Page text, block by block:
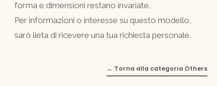
forma e dimensioni restano invariate.
Per informazioni o interesse su questo modello,
sarò lieta di ricevere una tua richiesta personale.
← Torna alla categoria Others